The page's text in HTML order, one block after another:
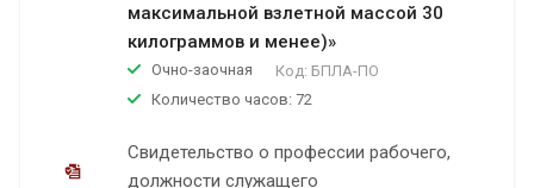
максимальной взлетной массой 30
килограммов и менее)»
Очно-заочная Код: БПЛА-ПО
Количество часов: 72
Свидетельство о профессии рабочего,
должности служащего